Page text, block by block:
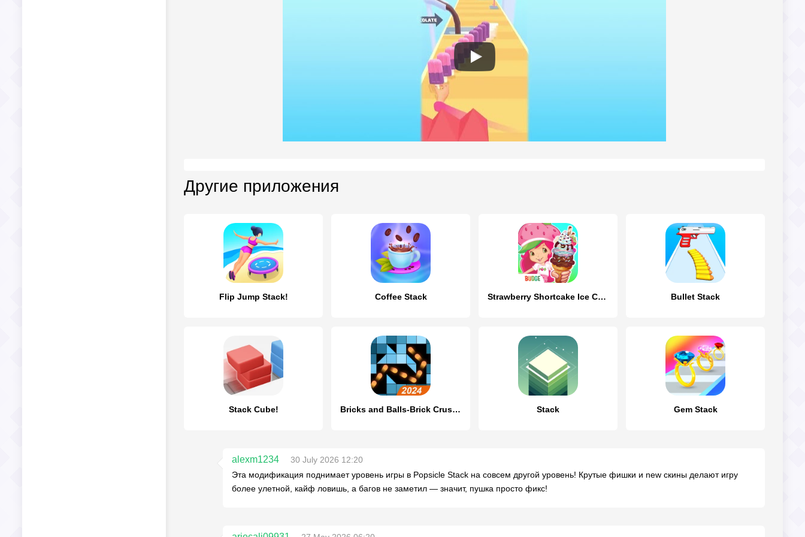
Другие приложения
Flip Jump Stack! Coffee Stack Strawberry Shortcake Ice Cream Bullet Stack
Stack Cube! Bricks and Balls-Brick Crusher Stack Gem Stack
alexm1234
30 July 2026 12:20
Эта модификация поднимает уровень игры в Popsicle Stack на совсем другой уровень! Крутые фишки и new скины делают игру
более улетной, кайф ловишь, а багов не заметил — значит, пушка просто фикс!